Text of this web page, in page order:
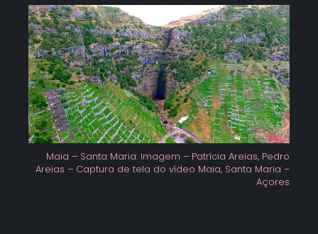
Maia – Santa Maria: Imagem – Patrícia Areias, Pedro
Areias – Captura de tela do vídeo Maia, Santa Maria –
Açores